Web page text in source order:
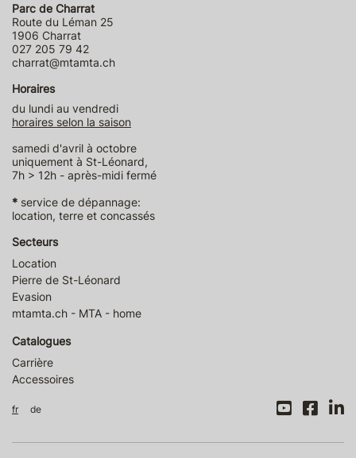
Parc de Charrat
Route du Léman 25
1906 Charrat
027 205 79 42
charrat@mtamta.ch
Horaires
du lundi au vendredi
horaires selon la saison
samedi d'avril à octobre
uniquement à St-Léonard,
7h > 12h - après-midi fermé
* service de dépannage:
location, terre et concassés
Secteurs
Location
Pierre de St-Léonard
Evasion
mtamta.ch - MTA - home
Catalogues
Carrière
Accessoires
fr de